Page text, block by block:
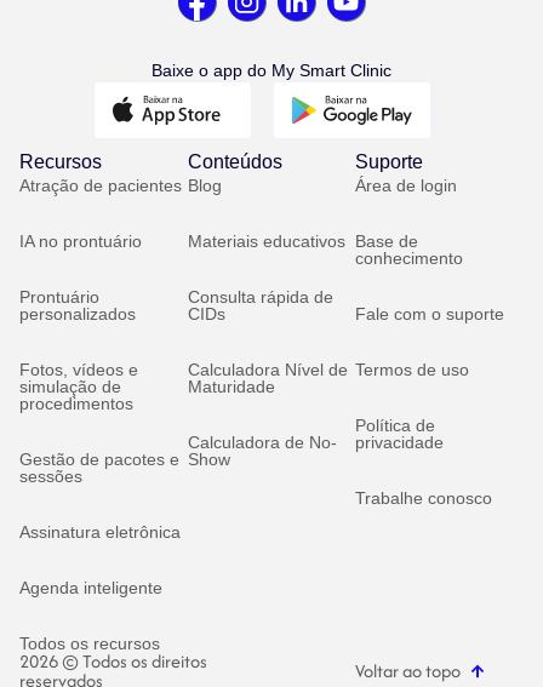
Baixe o app do My Smart Clinic
Recursos
Atração de pacientes
IA no prontuário
Prontuário
personalizados
Fotos, vídeos e
simulação de
procedimentos
Gestão de pacotes e
sessões
Assinatura eletrônica
Agenda inteligente
Todos os recursos
Conteúdos
Blog
Materiais educativos
Consulta rápida de
CIDs
Calculadora Nível de
Maturidade
Calculadora de No-
Show
Suporte
Área de login
Base de
conhecimento
Fale com o suporte
Termos de uso
Política de
privacidade
Trabalhe conosco
2026 © Todos os direitos
reservados Voltar ao topo